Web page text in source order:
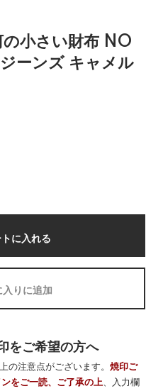
小さい財布 NO
ーンズ キャメル
に入れる
入りに追加
をご希望の方へ
の注意点がございます。 焼印ご
をご一読、ご了承の上、入力欄